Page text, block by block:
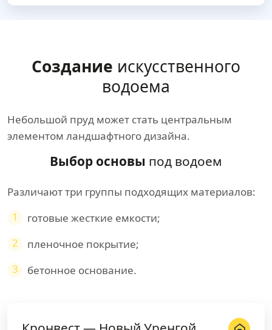
Создание искусственного
водоема
Небольшой пруд может стать центральным
элементом ландшафтного дизайна.
Выбор основы под водоем
Различают три группы подходящих материалов:
1
готовые жесткие емкости;
2
пленочное покрытие;
3
бетонное основание.